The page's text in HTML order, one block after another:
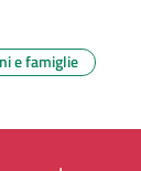
e famiglie